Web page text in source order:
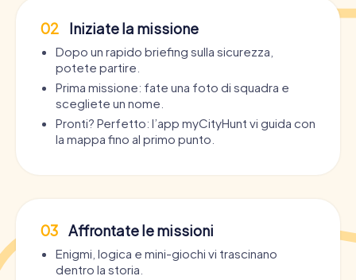
02 Iniziate la missione
Dopo un rapido briefing sulla sicurezza,
potete partire.
Prima missione: fate una foto di squadra e
scegliete un nome.
Pronti? Perfetto: l’app myCityHunt vi guida con
la mappa fino al primo punto.
03 Affrontate le missioni
Enigmi, logica e mini-giochi vi trascinano
dentro la storia.